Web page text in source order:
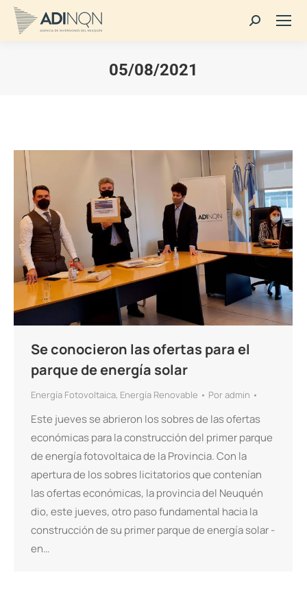
Buscar:
05/08/2021
Se conocieron las ofertas para el
parque de energía solar
Energía Fotovoltaica, Energía Renovable Poradmin
Este jueves se abrieron los sobres de las ofertas
económicas para la construcción del primer parque
de energía fotovoltaica de la Provincia. Con la
apertura de los sobres licitatorios que contenían
las ofertas económicas, la provincia del Neuquén
dio, este jueves, otro paso fundamental hacia la
construcción de su primer parque de energía solar -
en…